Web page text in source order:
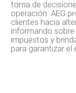
toma de
operación. AEG
clientes hacia
informando
impuestos y
para garantizar el